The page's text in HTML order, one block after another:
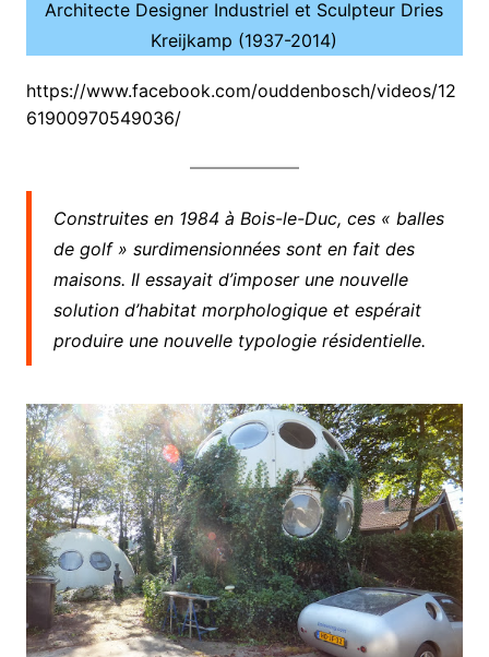
Architecte Designer Industriel et Sculpteur Dries
Kreijkamp (1937-2014)
https://www.facebook.com/ouddenbosch/videos/12
61900970549036/
Construites en 1984 à Bois-le-Duc, ces « balles
de golf » surdimensionnées sont en fait des
maisons. Il essayait d’imposer une nouvelle
solution d’habitat morphologique et espérait
produire une nouvelle typologie résidentielle.